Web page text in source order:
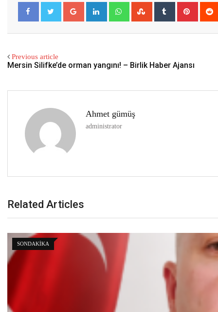
Previous article
Mersin Silifke’de orman yangını! – Birlik Haber Ajansı
Ahmet gümüş
administrator
Related Articles
GÜNDEM